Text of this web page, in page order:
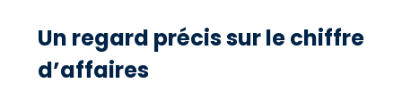
Un regard précis sur le chiffre
d’affaires